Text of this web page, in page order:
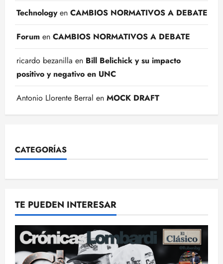
Technologyen CAMBIOS NORMATIVOS A DEBATE
Forum en CAMBIOS NORMATIVOS A DEBATE
ricardo bezanilla en Bill Belichick y su impacto
positivo y negativo en UNC
Antonio Llorente Berral en MOCK DRAFT
CATEGORÍAS
TE PUEDEN INTERESAR